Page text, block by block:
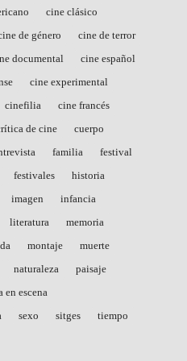
cine clásico
de género
cine de terror
documental
cine español
cine experimental
cinefilia
cine francés
de cine
cuerpo
familia
festival
festivales
historia
imagen
infancia
literatura
memoria
montaje
muerte
naturaleza
paisaje
en escena
sexo sitges
tiempo